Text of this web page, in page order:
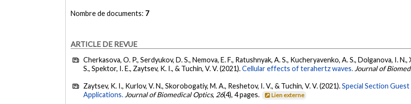
Nombre de documents: 7
ARTICLE DE REVUE
Cherkasova, O. P., Serdyukov, D. S., Nemova, E. F., Ratushnyak, A. S., Kucheryavenko, A. S., Dolganova, I.
S., Spektor, I. E., Zaytsev, K. I., & Tuchin, V. V. (2021).Cellular effects of terahertz waves. Journal of
Zaytsev, K. I., Kurlov, V. N., Skorobogatiy, M. A., Reshetov, I. V., & Tuchin, V. V. (2021).Special Section
Applications. Journal of Biomedical Optics, 26(4), 4 pages. Lien externe